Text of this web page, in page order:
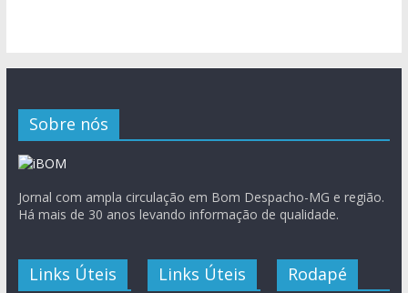
Sobre nós
Jornal com ampla circulação em Bom Despacho-MG e região.
Há mais de 30 anos levando informação de qualidade.
Links Úteis Links Úteis Rodapé